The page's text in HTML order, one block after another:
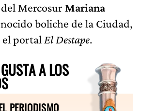
Mercosur Mariana
boliche de la Ciudad,
portal El Destape.
A LOS
PERIODISMO